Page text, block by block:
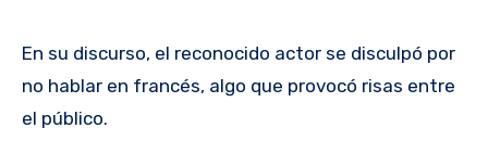
En su discurso, el reconocido actor se disculpó por
no hablar en francés, algo que provocó risas entre
el público.